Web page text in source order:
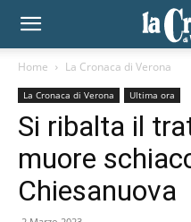
Home La Cronaca di Verona
La Cronaca di Verona Ultima ora
Si ribalta il
muore
Chiesanuova